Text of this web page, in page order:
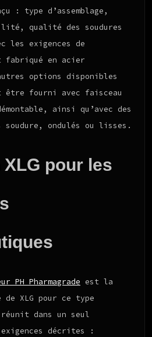
: type d’assemblage,
qualité des soudures
les exigences de
fabriqué en acier
options disponibles
être fourni avec faisceau
ainsi qu’avec des
soudure, ondulés ou lisses.
pour les
PH Pharmagrade est la
XLG pour ce type
dans un seul
décrites :